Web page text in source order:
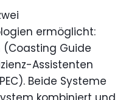
ermöglicht:
Guide
Assistenten
Beide Systeme